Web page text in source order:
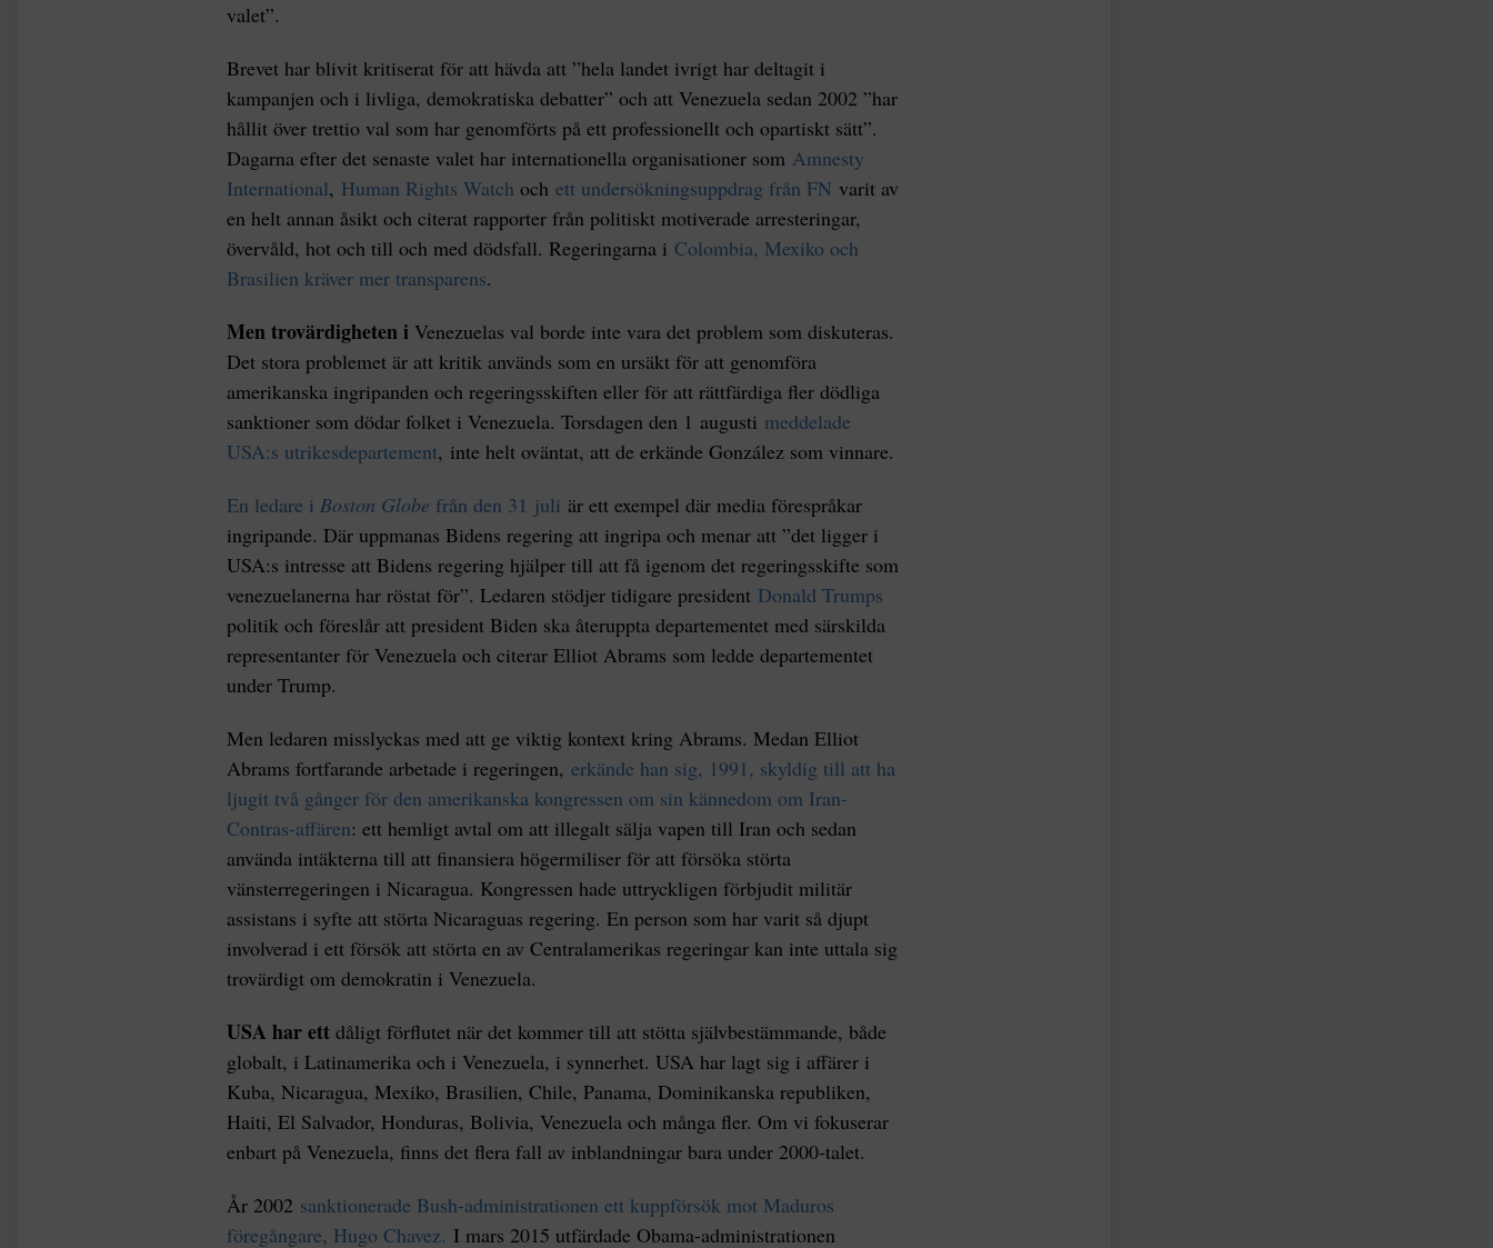
valet”.
Brevet har blivit kritiserat för att hävda att ”hela landet ivrigt har deltagit i
kampanjen och i livliga, demokratiska debatter” och att Venezuela sedan 2002 ”har
hållit över trettio val som har genomförts på ett professionellt och opartiskt sätt”.
Dagarna efter det senaste valet har internationella organisationer som Amnesty
International, Human Rights Watch och ett undersökningsuppdrag från FN varit av
en helt annan åsikt och citerat rapporter från politiskt motiverade arresteringar,
övervåld, hot och till och med dödsfall. Regeringarna i Colombia, Mexiko och
Brasilien kräver mer transparens.
Men trovärdigheten i Venezuelas val borde inte vara det problem som diskuteras.
Det stora problemet är att kritik används som en ursäkt för att genomföra
amerikanska ingripanden och regeringsskiften eller för att rättfärdiga fler dödliga
sanktioner som dödar folket i Venezuela. Torsdagen den 1 augusti meddelade
USA:s utrikesdepartement, inte helt oväntat, att de erkände González som vinnare.
En ledare i Boston Globe från den 31 juli är ett exempel där media förespråkar
ingripande. Där uppmanas Bidens regering att ingripa och menar att ”det ligger i
USA:s intresse att Bidens regering hjälper till att få igenom det regeringsskifte som
venezuelanerna har röstat för”. Ledaren stödjer tidigare president Donald Trumps
politik och föreslår att president Biden ska återuppta departementet med särskilda
representanter för Venezuela och citerar Elliot Abrams som ledde departementet
under Trump.
Men ledaren misslyckas med att ge viktig kontext kring Abrams. Medan Elliot
Abrams fortfarande arbetade i regeringen, erkände han sig, 1991, skyldig till att ha
ljugit två gånger för den amerikanska kongressen om sin kännedom om Iran-
Contras-affären: ett hemligt avtal om att illegalt sälja vapen till Iran och sedan
använda intäkterna till att finansiera högermiliser för att försöka störta
vänsterregeringen i Nicaragua. Kongressen hade uttryckligen förbjudit militär
assistans i syfte att störta Nicaraguas regering. En person som har varit så djupt
involverad i ett försök att störta en av Centralamerikas regeringar kan inte uttala sig
trovärdigt om demokratin i Venezuela.
USA har ett dåligt förflutet när det kommer till att stötta självbestämmande, både
globalt, i Latinamerika och i Venezuela, i synnerhet. USA har lagt sig i affärer i
Kuba, Nicaragua, Mexiko, Brasilien, Chile, Panama, Dominikanska republiken,
Haiti, El Salvador, Honduras, Bolivia, Venezuela och många fler. Om vi fokuserar
enbart på Venezuela, finns det flera fall av inblandningar bara under 2000-talet.
År 2002 sanktionerade Bush-administrationen ett kuppförsök mot Maduros
föregångare, Hugo Chavez. I mars 2015 utfärdade Obama-administrationen